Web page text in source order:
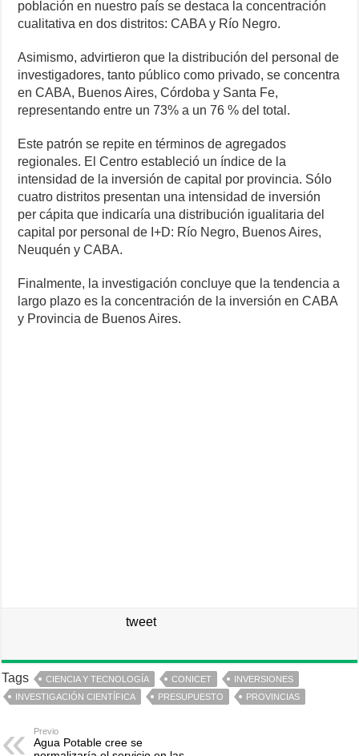
población en nuestro país se destaca la concentración
cualitativa en dos distritos: CABA y Río Negro.
Asimismo, advirtieron que la distribución del personal de
investigadores, tanto público como privado, se concentra
en CABA, Buenos Aires, Córdoba y Santa Fe,
representando entre un 73% a un 76 % del total.
Este patrón se repite en términos de agregados
regionales. El Centro estableció un índice de la
intensidad de la inversión de capital por provincia. Sólo
cuatro distritos presentan una intensidad de inversión
per cápita que indicaría una distribución igualitaria del
capital por personal de I+D: Río Negro, Buenos Aires,
Neuquén y CABA.
Finalmente, la investigación concluye que la tendencia a
largo plazo es la concentración de la inversión en CABA
y Provincia de Buenos Aires.
tweet
Tags CIENCIA Y TECNOLOGÍA CONICET
INVERSIONES
INVESTIGACIÓN CIENTÍFICA
PRESUPUESTO PROVINCIAS
Previo
Agua Potable cree se